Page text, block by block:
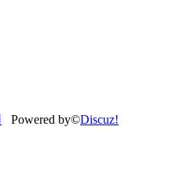
Powered by©Discuz!